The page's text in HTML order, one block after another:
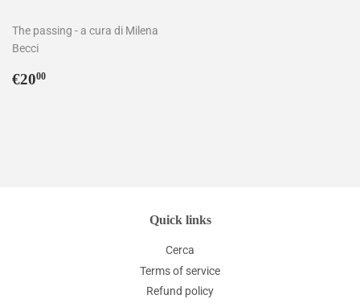
The passing - a cura di Milena
Becci
Prezzo
€2000
Quick links
Cerca
Terms of service
Refund policy